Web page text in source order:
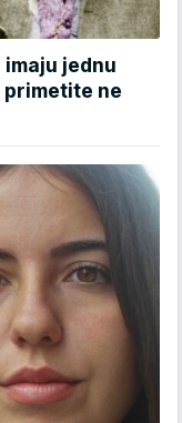
jednu
primetite ne